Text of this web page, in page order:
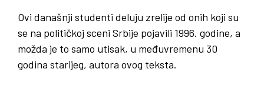
Ovi današnji studenti deluju zrelije od onih koji su
se na političkoj sceni Srbije pojavili 1996. godine, a
možda je to samo utisak, u međuvremenu 30
godina starijeg, autora ovog teksta.